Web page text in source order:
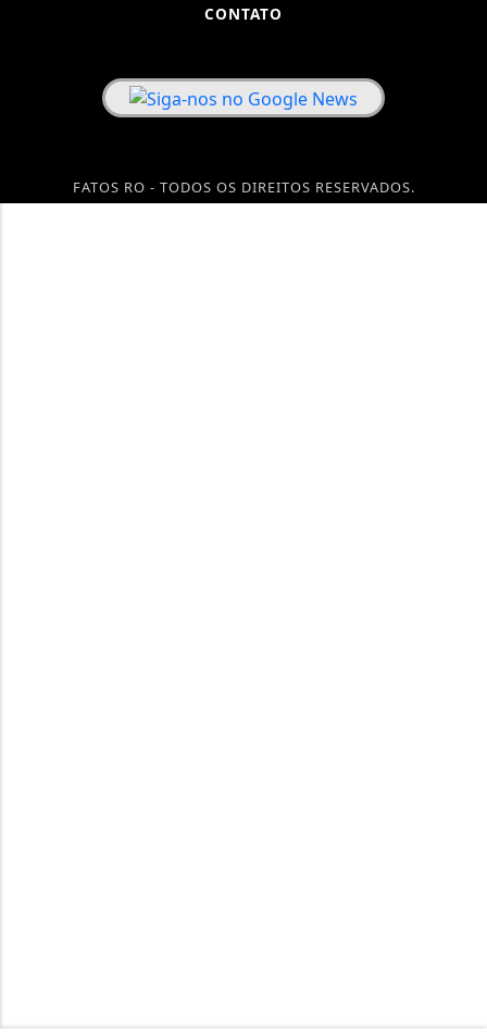
CONTATO
FATOS RO - TODOS OS DIREITOS RESERVADOS.